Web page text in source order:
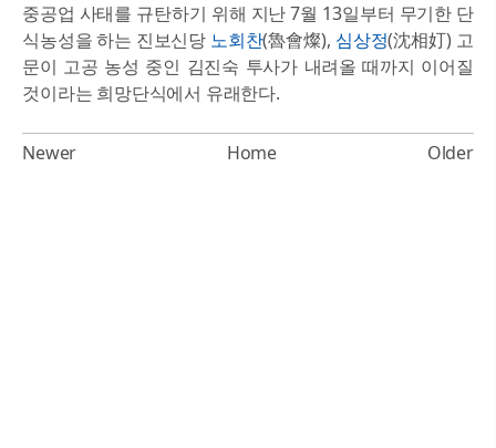
중공업 사태를 규탄하기 위해 지난 7월 13일부터 무기한 단
식농성을 하는 진보신당 노회찬(魯會燦), 심상정(沈相奵) 고
문이 고공 농성 중인 김진숙 투사가 내려올 때까지 이어질
것이라는 희망단식에서 유래한다.
Newer Older
Home